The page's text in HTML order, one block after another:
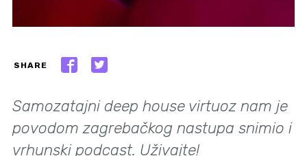
SHARE
Samozatajni deep house virtuoz nam je
povodom zagrebačkog nastupa snimio i
vrhunski podcast. Uživajte!